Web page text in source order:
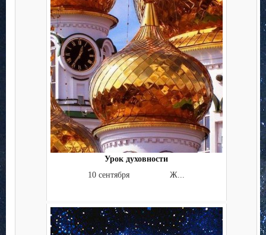
Урок духовности
10 сентября Ж...